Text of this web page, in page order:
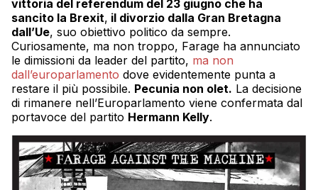
vittoria del referendum del 23 giugno che ha
sancito la Brexit, il divorzio dalla Gran Bretagna
dall’Ue, suo obiettivo politico da sempre.
Curiosamente, ma non troppo, Farage ha annunciato
le dimissioni da leader del partito, ma non
dall’europarlamento dove evidentemente punta a
restare il più possibile. Pecunia non olet. La decisione
di rimanere nell’Europarlamento viene confermata dal
portavoce del partito Hermann Kelly.